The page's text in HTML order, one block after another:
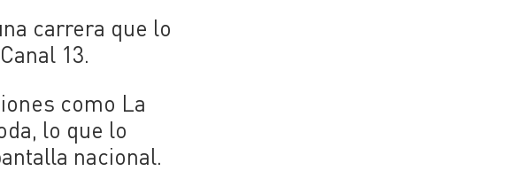
carrera que lo
13.
como La
, lo que lo
nacional.